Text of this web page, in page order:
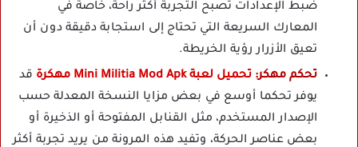
ضبط الإعدادات تصبح التجربة أكثر راحة، خاصة في
المعارك السريعة التي تحتاج إلى استجابة دقيقة دون أن
تعيق الأزرار رؤية الخريطة.
تحكم مهكر: تحميل لعبة Mini Militia Mod Apk مهكرة
قد
يوفر تحكما أوسع في بعض مزايا النسخة المعدلة حسب
الإصدار المستخدم، مثل القنابل المفتوحة أو الذخيرة أو
بعض عناصر الحركة، وتفيد هذه المرونة من يريد تجربة أكثر